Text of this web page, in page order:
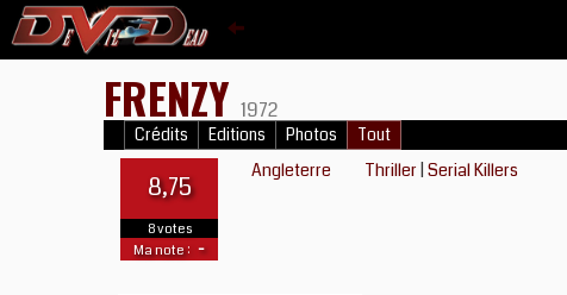
FRENZY 1972
Crédits Editions Photos Tout
8,75
8 votes
Ma note : -
Angleterre Thriller |Serial Killers